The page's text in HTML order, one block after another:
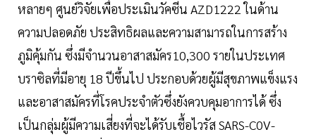
หลายๆ ศูนย์วิจัยเพื่อประเมินวัคซีน AZD1222 ในด้าน
ความปลอดภัย ประสิทธิผลและความสามารถในการสร้าง
ภูมิคุ้มกัน ซึ่งมีจำนวนอาสาสมัคร10,300 รายในประเทศ
บราซิลที่มีอายุ 18 ปีขึ้นไป ประกอบด้วยผู้มีสุขภาพแข็งแรง
และอาสาสมัครที่โรคประจำตัวซึ่งยังควบคุมอาการได้ ซึ่ง
เป็นกลุ่มผู้มีความเสี่ยงที่จะได้รับเชื้อไวรัส SARS-C0V-